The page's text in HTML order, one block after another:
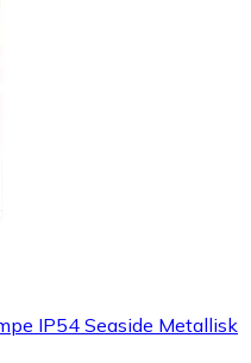
IP54 Seaside Metallisk